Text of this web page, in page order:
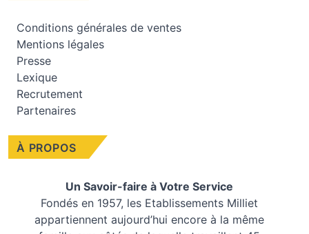
À PROPOS
Un Savoir-faire à Votre Service
Fondés en 1957, les Etablissements Milliet
appartiennent aujourd’hui encore à la même
Conditions générales de ventes
Mentions légales
Presse
Lexique
Recrutement
Partenaires